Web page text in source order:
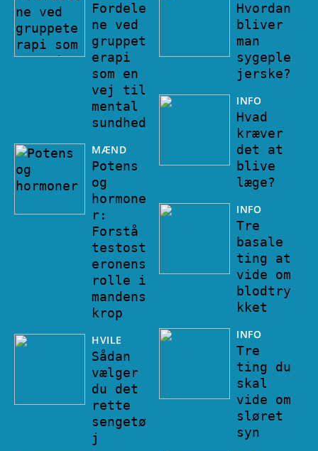
Fordele
ne ved
gruppet
erapi
som en
vej til
mental
sundhed
MÆND
Potens
og
hormone
r:
Forstå
testost
eronens
rolle i
mandens
krop
HVILE
Sådan
vælger
du det
rette
sengetø
j
Hvordan
bliver
man
sygeple
jerske?
INFO
Hvad
kræver
det at
blive
læge?
INFO
Tre
basale
ting at
vide om
blodtry
kket
INFO
Tre
ting du
skal
vide om
sløret
syn